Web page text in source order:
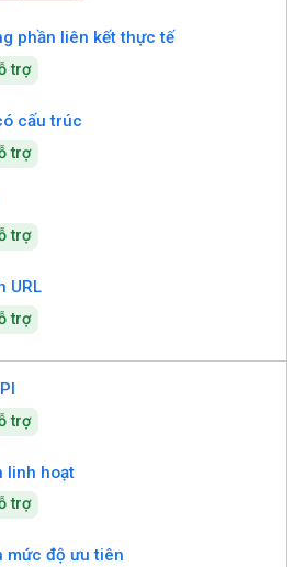
phần liên kết thực tế
trợ
cấu trúc
trợ
trợ
URL
trợ
trợ
linh hoạt
trợ
mức độ ưu tiên